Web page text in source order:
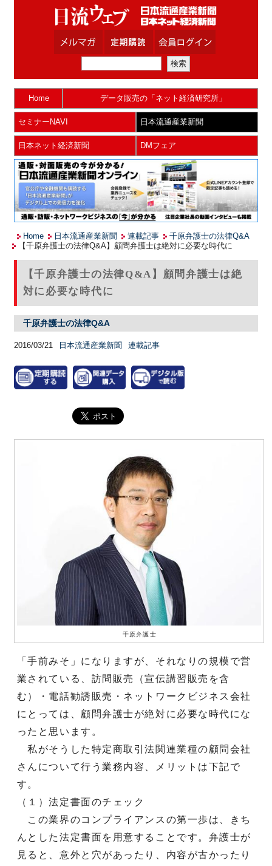
Home データ販売の「ネット経済研究所」
セミナーNAVI 日本流通産業新聞
日本ネット経済新聞 DMフェア
Home 日本流通産業新聞 連載記事
千原弁護士の法律Q&A
【千原弁護士の法律Q&A】顧問弁護士は絶対に必要な時代に
【千原弁護士の法律Q&A】顧問弁護士は絶
対に必要な時代に
千原弁護士の法律Q&A
2016/03/21 日本流通産業新聞 連載記事
千原弁護士
「手前みそ」になりますが、それなりの規模で営
業されている、訪問販売（宣伝講習販売を含
む）・電話勧誘販売・ネットワークビジネス会社
にとっては、顧問弁護士が絶対に必要な時代にな
ったと思います。
私がそうした特定商取引法関連業種の顧問会社
さんについて行う業務内容、メリットは下記で
す。
（１）法定書面のチェック
この業界のコンプライアンスの第一歩は、きち
んとした法定書面を用意することです。弁護士が
見ると、意外と穴があったり、内容が古かったり